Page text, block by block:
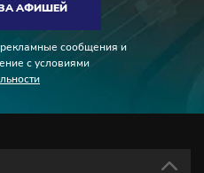
АФИШЕЙ
рекламные сообщения и
с условиями